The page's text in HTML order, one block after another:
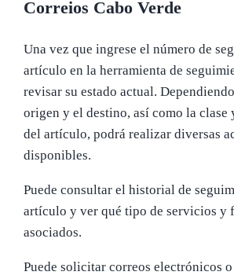
Correios Cabo Verde
Una vez que ingrese el número de
artículo en la herramienta de
revisar su estado actual.
origen y el destino, así como la clase
del artículo, podrá realizar diversas
disponibles.
Puede consultar el historial de
artículo y ver qué tipo de servicios y
asociados.
Puede solicitar correos electrónicos o